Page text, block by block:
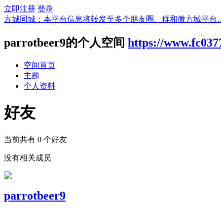
立即注册 登录
方城同城：本平台信息将转发至多个朋友圈、群和微方城平
parrotbeer9的个人空间 https://
空间首页
主题
个人资料
好友
当前共有 0 个好友
没有相关成员
parrotbeer9